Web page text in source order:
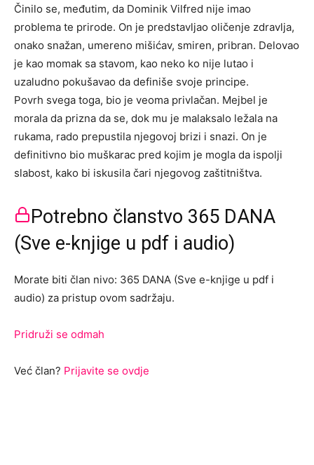
Činilo se, međutim, da Dominik Vilfred nije imao
problema te prirode. On je predstavljao oličenje zdravlja,
onako snažan, umereno mišićav, smiren, pribran. Delovao
je kao momak sa stavom, kao neko ko nije lutao i
uzaludno pokušavao da definiše svoje principe.
Povrh svega toga, bio je veoma privlačan. Mejbel je
morala da prizna da se, dok mu je malaksalo ležala na
rukama, rado prepustila njegovoj brizi i snazi. On je
definitivno bio muškarac pred kojim je mogla da ispolji
slabost, kako bi iskusila čari njegovog zaštitništva.
Potrebno članstvo 365 DANA
(Sve e-knjige u pdf i audio)
Morate biti član nivo: 365 DANA (Sve e-knjige u pdf i
audio) za pristup ovom sadržaju.
Pridruži se odmah
Već član? Prijavite se ovdje